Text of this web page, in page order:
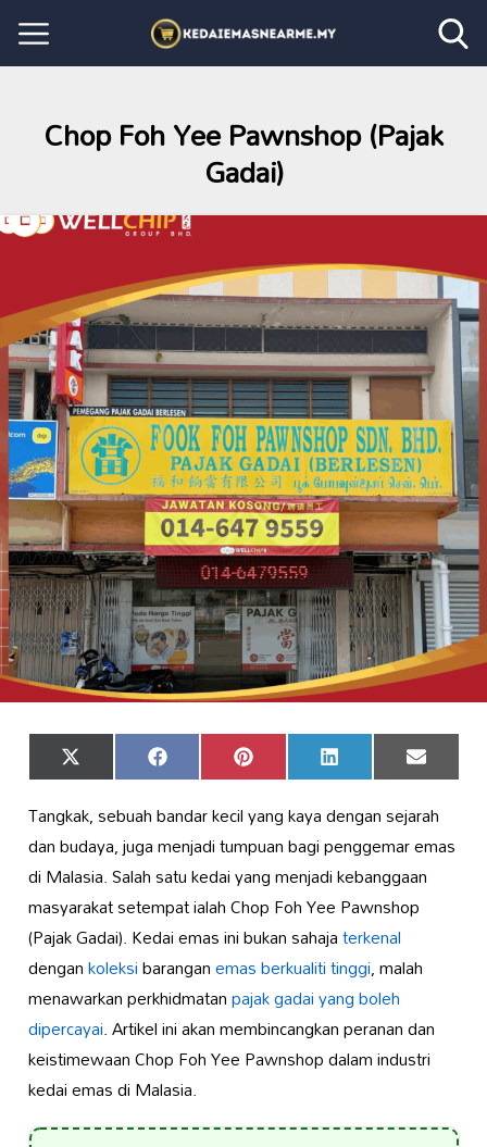
Chop Foh Yee Pawnshop (Pajak
Gadai)
Share
on
X
(Twitter)
Share
on
Facebook Share
on
Pinterest Share
on
LinkedIn Share
on
Email
Tangkak, sebuah bandar kecil yang kaya dengan sejarah
dan budaya, juga menjadi tumpuan bagi penggemar emas
di Malasia. Salah satu kedai yang menjadi kebanggaan
masyarakat setempat ialah Chop Foh Yee Pawnshop
(Pajak Gadai). Kedai emas ini bukan sahajaterkenal
dengankoleksibaranganemas berkualiti tinggi, malah
menawarkan perkhidmatanpajak gadai yang boleh
dipercayai. Artikel ini akan membincangkan peranan dan
keistimewaan Chop Foh Yee Pawnshop dalam industri
kedai emas di Malasia.